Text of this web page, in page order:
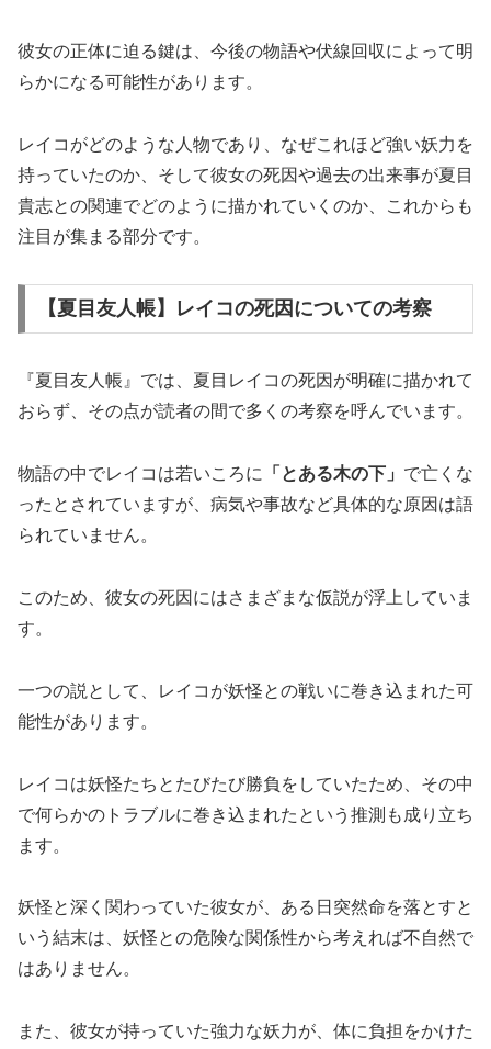
彼女の正体に迫る鍵は、今後の物語や伏線回収によって明
らかになる可能性があります。
レイコがどのような人物であり、なぜこれほど強い妖力を
持っていたのか、そして彼女の死因や過去の出来事が夏目
貴志との関連でどのように描かれていくのか、これからも
注目が集まる部分です。
【夏目友人帳】レイコの死因についての考察
『夏目友人帳』では、夏目レイコの死因が明確に描かれて
おらず、その点が読者の間で多くの考察を呼んでいます。
物語の中でレイコは若いころに 「とある木の下」 で亡くな
ったとされていますが、病気や事故など具体的な原因は語
られていません。
このため、彼女の死因にはさまざまな仮説が浮上していま
す。
一つの説として、レイコが妖怪との戦いに巻き込まれた可
能性があります。
レイコは妖怪たちとたびたび勝負をしていたため、その中
で何らかのトラブルに巻き込まれたという推測も成り立ち
ます。
妖怪と深く関わっていた彼女が、ある日突然命を落とすと
いう結末は、妖怪との危険な関係性から考えれば不自然で
はありません。
また、彼女が持っていた強力な妖力が、体に負担をかけた